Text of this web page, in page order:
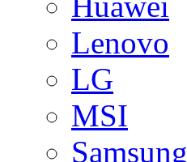
Lenovo
LG
MSI
Samsung